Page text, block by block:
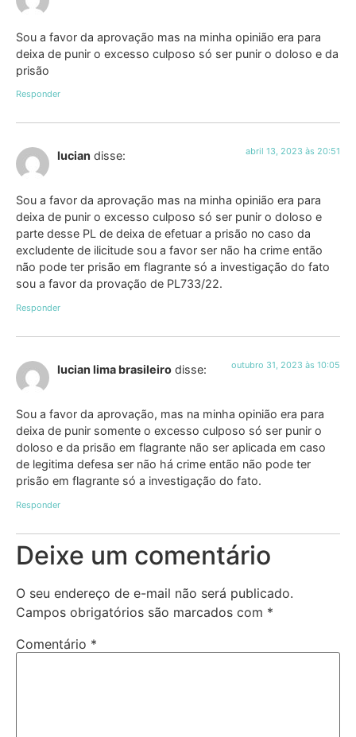
Sou a favor da aprovação mas na minha opinião era para
deixa de punir o excesso culposo só ser punir o doloso e da
prisão
Responder
lucian disse: abril 13, 2023 às 20:51
Sou a favor da aprovação mas na minha opinião era para
deixa de punir o excesso culposo só ser punir o doloso e
parte desse PL de deixa de efetuar a prisão no caso da
excludente de ilicitude sou a favor ser não ha crime então
não pode ter prisão em flagrante só a investigação do fato
sou a favor da provação de PL733/22.
Responder
lucian lima brasileiro disse: outubro 31, 2023 às 10:05
Sou a favor da aprovação, mas na minha opinião era para
deixa de punir somente o excesso culposo só ser punir o
doloso e da prisão em flagrante não ser aplicada em caso
de legitima defesa ser não há crime então não pode ter
prisão em flagrante só a investigação do fato.
Responder
Deixe um comentário
O seu endereço de e-mail não será publicado.
Campos obrigatórios são marcados com *
Comentário *